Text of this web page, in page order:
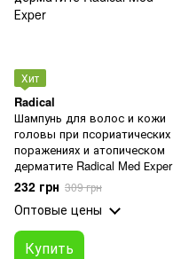
Хит
Radical
Шампунь для волос и кожи
головы при псориатических
поражениях и атопическом
дерматите Radical Med Еxper
232 грн 309 грн
Оптовые цены
Купить